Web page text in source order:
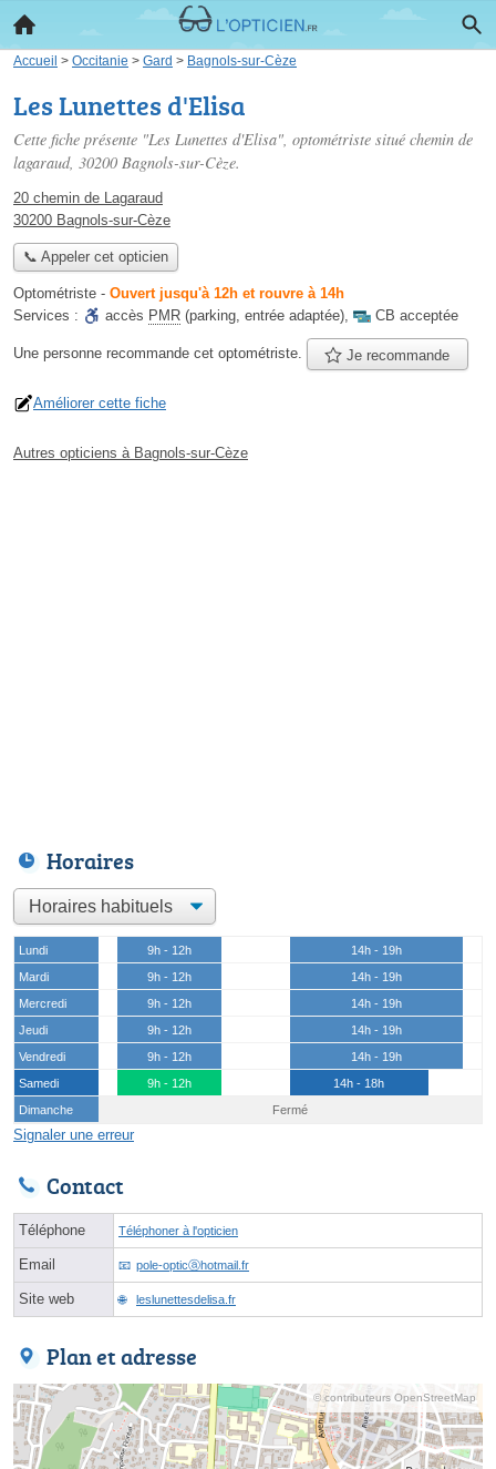
Accueil > Occitanie > Gard > Bagnols-sur-Cèze
Les Lunettes d'Elisa
Cette fiche présente "Les Lunettes d'Elisa", optométriste situé chemin de
lagaraud, 30200 Bagnols-sur-Cèze.
20 chemin de Lagaraud
30200 Bagnols-sur-Cèze
📞 Appeler cet opticien
Optométriste - Ouvert jusqu'à 12h et rouvre à 14h
Services :
accès PMR (parking, entrée adaptée), CB acceptée
Une personne recommande cet optométriste. Je recommande
Améliorer cette fiche
Autres opticiens à Bagnols-sur-Cèze
Horaires
Lundi 9h - 12h
14h - 19h
Mardi
9h - 12h
14h - 19h
Mercredi
9h - 12h
14h - 19h
Jeudi
9h - 12h
14h - 19h
Vendredi
9h - 12h
14h - 19h
Samedi
9h - 12h
14h - 18h
Dimanche
Fermé
Signaler une erreur
Contact
Téléphone Téléphoner à l'opticien
Email pole-opticⓐhotmail.fr
Site web leslunettesdelisa.fr
Plan et adresse
© contributeurs OpenStreetMap